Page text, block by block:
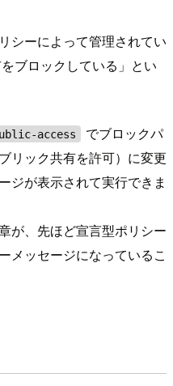
シーによって管理されてい
ブロックしている」とい
access
でブロックパ
リック共有を許可）に変更
ジが表示されて実行できま
が、先ほど宣言型ポリシー
メッセージになっているこ